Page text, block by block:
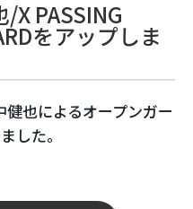
X PASSING
をアップしま
也によるオープンガー
した。